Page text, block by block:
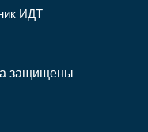
ИДТ
защищены